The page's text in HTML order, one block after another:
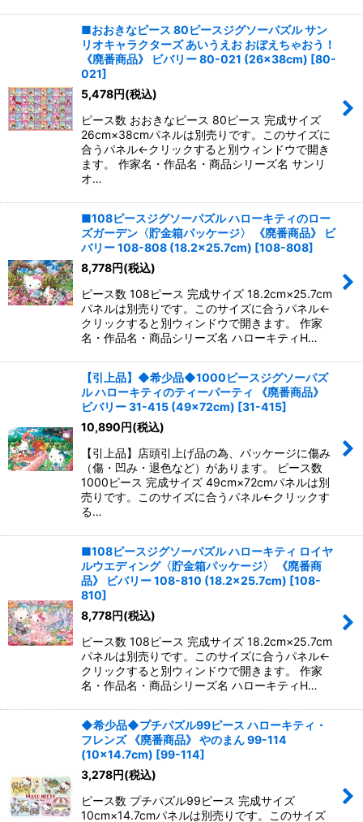
■おおきなピース 80ピースジグソーパズル サン
リオキャラクターズ あいうえお おぼえちゃおう！
《廃番商品》 ビバリー 80-021 (26×38cm) [80-
021]
5,478円(税込)
ピース数 おおきなピース 80ピース 完成サイズ
26cm×38cmパネルは別売りです。このサイズに
合うパネル←クリックすると別ウィンドウで開き
ます。 作家名・作品名・商品シリーズ名 サンリ
オ…
■108ピースジグソーパズル ハローキティのロー
ズガーデン〈貯金箱パッケージ〉 《廃番商品》 ビ
バリー 108-808 (18.2×25.7cm) [108-808]
8,778円(税込)
ピース数 108ピース 完成サイズ 18.2cm×25.7cm
パネルは別売りです。このサイズに合うパネル←
クリックすると別ウィンドウで開きます。 作家
名・作品名・商品シリーズ名 ハローキティH…
【引上品】◆希少品◆1000ピースジグソーパズ
ル ハローキティのティーパーティ 《廃番商品》
ビバリー 31-415 (49×72cm) [31-415]
10,890円(税込)
【引上品】店頭引上げ品の為、パッケージに傷み
（傷・凹み・退色など）があります。 ピース数
1000ピース 完成サイズ 49cm×72cmパネルは別
売りです。このサイズに合うパネル←クリックす
る…
■108ピースジグソーパズル ハローキティ ロイヤ
ルウエディング〈貯金箱パッケージ〉 《廃番商
品》 ビバリー 108-810 (18.2×25.7cm) [108-
810]
8,778円(税込)
ピース数 108ピース 完成サイズ 18.2cm×25.7cm
パネルは別売りです。このサイズに合うパネル←
クリックすると別ウィンドウで開きます。 作家
名・作品名・商品シリーズ名 ハローキティH…
◆希少品◆プチパズル99ピース ハローキティ・
フレンズ 《廃番商品》 やのまん 99-114
(10×14.7cm) [99-114]
3,278円(税込)
ピース数 プチパズル99ピース 完成サイズ
10cm×14.7cmパネルは別売りです。このサイズ